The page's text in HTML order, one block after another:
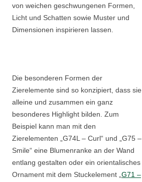
von weichen geschwungenen Formen,
Licht und Schatten sowie Muster und
Dimensionen inspirieren lassen.
Die besonderen Formen der
Zierelemente sind so konzipiert, dass sie
alleine und zusammen ein ganz
besonderes Highlight bilden. Zum
Beispiel kann man mit den
Zierelementen „G74L – Curl“ und „G75 –
Smile“ eine Blumenranke an der Wand
entlang gestalten oder ein orientalisches
Ornament mit dem Stuckelement „ G71 –